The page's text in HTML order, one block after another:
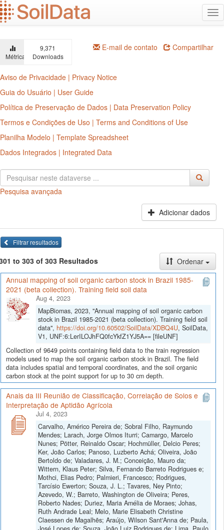
Ir
para
o
principal
Métricas
9,371
Downloads
E-mail de contato Compartilhar
Aviso de Privacidade | Privacy Notice
Guia do Usuário | User Guide
Política de Preservação de Dados | Data Preservation Policy
Termos e Condições de Uso | Terms and Conditions of Use
Planilha Modelo | Template Spreadsheet
Dados Integrados | Integrated Data
Pesquisa avançada
Adicionar dados
Filtrar resultados
to 303 of 303 Resultados
Ordenar
Annual mapping of soil organic carbon stock in Brazil 1985-
2021 (beta collection). Training field soil data
Aug 4, 2023
MapBiomas, 2023, "Annual mapping of soil organic carbon
stock in Brazil 1985-2021 (beta collection). Training field soil
data", https://doi.org/10.60502/SoilData/XDBQ4U, SoilData,
V1, UNF:6:LerILOJhFQ0fcYkfZ1YJ5A== [fileUNF]
Collection of 9649 points containing field data to the train regression
models used to map the soil organic carbon stock in Brazil. The field
data includes spatial and temporal coordinates, and the soil organic
carbon stock at the point support for up to 30 cm depth.
Anais da III Reunião de Classificação, Correlação de Solos e
Interpretação de Aptidão Agrícola
Jul 4, 2023
Carvalho, Américo Pereira de; Sobral Filho, Raymundo
Mendes; Larach, Jorge Olmos Iturri; Camargo, Marcelo
Nunes; Pötter, Reinaldo Oscar; Hochmüller, Delcio Peres;
Ker, João Carlos; Panoso, Luzberto Achá; Oliveira, João
Bertoldo de; Valadares, J. M.; Conceição, Mauro da;
Wittern, Klaus Peter; Silva, Fernando Barreto Rodrigues e;
Mothci, Elias Pedro; Palmieri, Francesco; Rodrigues,
Tarcísio Ewerton; Souza, J. L.; Tavares, Ney Pinto;
Azevedo, W.; Barreto, Washington de Oliveira; Peres,
Roberto Nades; Duriez, Maria Amélia de Moraes; Johas,
Ruth Andrade Leal; Melo, Marie Elisabeth Christine
Claessen de Magalhẽs; Araújo, Wilson Sant'Anna de; Paula,